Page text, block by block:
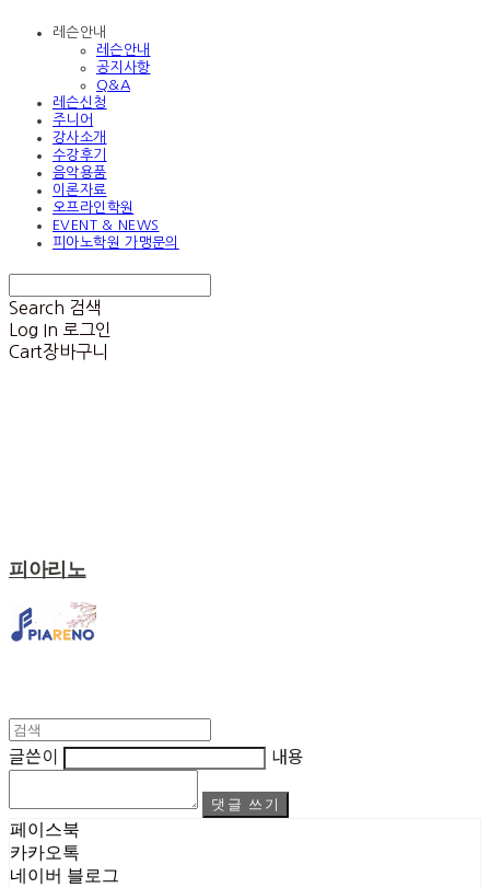
레슨안내
레슨안내
공지사항
Q&A
레슨신청
주니어
강사소개
수강후기
음악용품
이론자료
오프라인학원
EVENT & NEWS
피아노학원 가맹문의
Search 검색
Log In 로그인
Cart장바구니
피아리노
글쓴이 내용
댓글 쓰기
페이스북
카카오톡
네이버 블로그